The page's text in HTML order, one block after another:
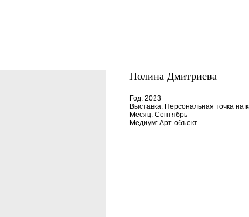
Полина Дмитриева
Год: 2023
Выставка: Персональная точка на
Месяц: Сентябрь
Медиум: Арт-объект